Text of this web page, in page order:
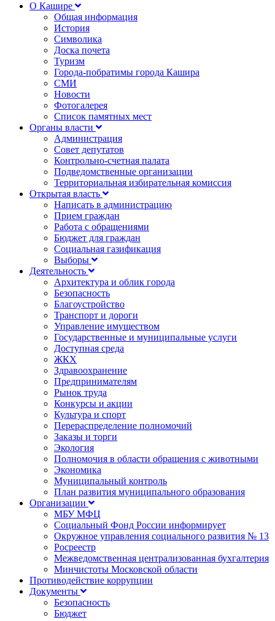
О Кашире
Общая информация
История
Символика
Доска почета
Туризм
Города-побратимы города Кашира
СМИ
Новости
Фотогалерея
Список памятных мест
Органы власти
Администрация
Совет депутатов
Контрольно-счетная палата
Подведомственные организации
Территориальная избирательная комиссия
Открытая власть
Написать в администрацию
Прием граждан
Работа с обращениями
Бюджет для граждан
Социальная газификация
Выборы
Деятельность
Архитектура и облик города
Безопасность
Благоустройство
Транспорт и дороги
Управление имуществом
Государственные и муниципальные услуги
Доступная среда
ЖКХ
Здравоохранение
Предпринимателям
Рынок труда
Конкурсы и акции
Культура и спорт
Перераспределение полномочий
Заказы и торги
Экология
Полномочия в области обращения с животными
Экономика
Муниципальный контроль
План развития муниципального образования
Организации
МБУ МФЦ
Социальный Фонд России информирует
Окружное управления социального развития № 13
Росреестр
Межведомственная централизованная бухгалтерия
Минчистоты Московской области
Противодействие коррупции
Документы
Безопасность
Бюджет